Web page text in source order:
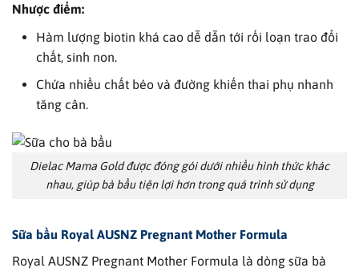
Nhược điểm:
Hàm lượng biotin khá cao dễ dẫn tới rối loạn trao đổi
chất, sinh non.
Chứa nhiều chất béo và đường khiến thai phụ nhanh
tăng cân.
Dielac Mama Gold được đóng gói dưới nhiều hình thức khác
nhau, giúp bà bầu tiện lợi hơn trong quá trình sử dụng
Sữa bầu Royal AUSNZ Pregnant Mother Formula
Royal AUSNZ Pregnant Mother Formula là dòng sữa bà